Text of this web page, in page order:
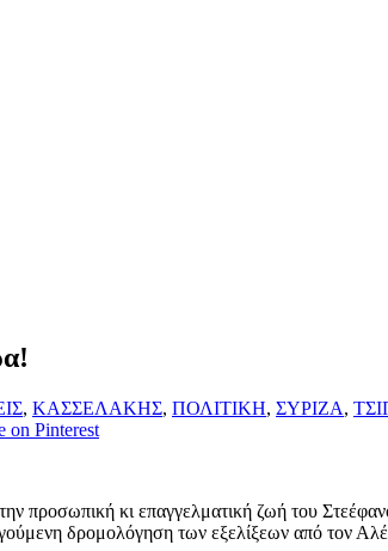
, ΚΑΣΣΕΛΑΚΗΣ, ΠΟΛΙΤΙΚΗ, ΣΥΡΙΖΑ,
on Pinterest
την προσωπική κι επαγγελματική ζωή του
δρομολόγηση των εξελίξεων από τον